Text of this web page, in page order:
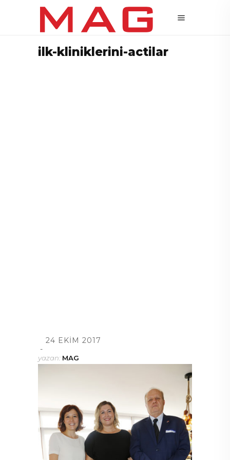
ilk-kliniklerini-actilar
24 EKIM 2017
yazan: MAG